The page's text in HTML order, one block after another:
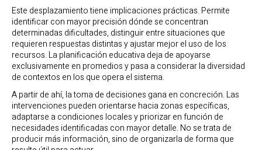
Este desplazamiento tiene implicaciones prácticas. Permite
identificar con mayor precisión dónde se concentran
determinadas dificultades, distinguir entre situaciones que
requieren respuestas distintas y ajustar mejor el uso de los
recursos. La planificación educativa deja de apoyarse
exclusivamente en promedios y pasa a considerar la diversidad
de contextos en los que opera el sistema.
A partir de ahí, la toma de decisiones gana en concreción. Las
intervenciones pueden orientarse hacia zonas específicas,
adaptarse a condiciones locales y priorizar en función de
necesidades identificadas con mayor detalle. No se trata de
producir más información, sino de organizarla de forma que